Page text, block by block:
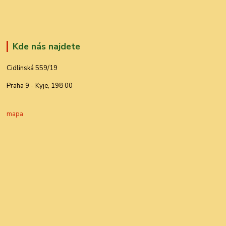
Kde nás najdete
Cidlinská 559/19
Praha 9 - Kyje, 198 00
mapa